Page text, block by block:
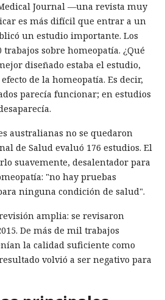
Journal —una revista muy
es más difícil que entrar a un
un estudio importante. Los
sobre homeopatía. ¿Qué
diseñado estaba el estudio,
de la homeopatía. Es decir,
parecía funcionar; en estudios
australianas no se quedaron
de Salud evaluó 176 estudios. El
suavemente, desalentador para
"no hay pruebas
ninguna condición de salud".
amplia: se revisaron
De más de mil trabajos
la calidad suficiente como
volvió a ser negativo para